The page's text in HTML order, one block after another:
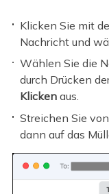
Klicken Sie mit
Nachricht und
Wählen Sie die
durch Drücken
Klicken aus.
Streichen Sie
dann auf das